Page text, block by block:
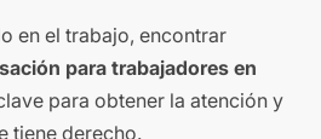
en el trabajo, encontrar
para trabajadores en
para obtener la atención y
tiene derecho.